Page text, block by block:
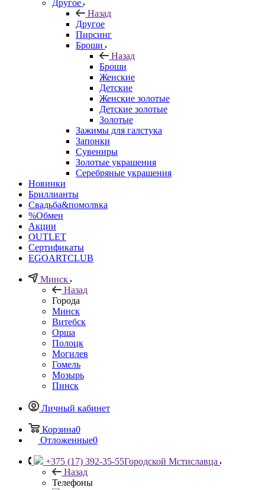
Другое
Назад
Другое
Пирсинг
Броши
Назад
Броши
Женские
Детские
Женские золотые
Детские золотые
Золотые
Зажимы для галстука
Запонки
Сувениры
Золотые украшения
Серебряные украшения
Новинки
Бриллианты
Свадьба&помолвка
%Обмен
Акции
OUTLET
Сертификаты
EGOARTCLUB
Минск
Назад
Города
Минск
Витебск
Орша
Полоцк
Могилев
Гомель
Мозырь
Пинск
Личный кабинет
Корзина0
Отложенные0
+375 (17) 392-35-55Городской Мстиславца
Назад
Телефоны